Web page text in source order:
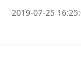
2019-07-25